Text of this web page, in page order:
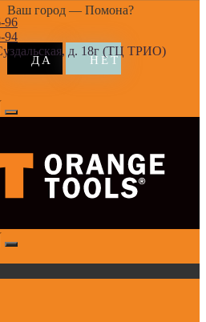
Ваш город — Помона?
96
94
д. 18г (ТЦ ТРИО)